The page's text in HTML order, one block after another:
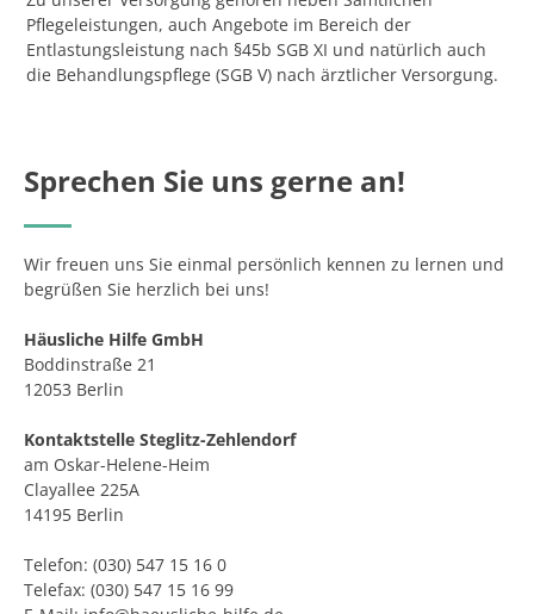
Pflegeleistungen, auch Angebote im Bereich der
Entlastungsleistung nach §45b SGB XI und natürlich auch
die Behandlungspflege (SGB V) nach ärztlicher Versorgung.
Sprechen Sie uns gerne an!
Wir freuen uns Sie einmal persönlich kennen zu lernen und
begrüßen Sie herzlich bei uns!
Häusliche Hilfe GmbH
Boddinstraße 21
12053 Berlin
Kontaktstelle Steglitz-Zehlendorf
am Oskar-Helene-Heim
Clayallee 225A
14195 Berlin
Telefon: (030) 547 15 16 0
Telefax: (030) 547 15 16 99